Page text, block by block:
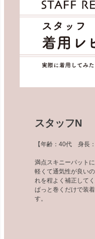
スタッフN
【年齢：40代 身長
満点スキニーパット
軽くて通気性が良い
れを程よく補正してく
ぱっと巻くだけで装
す。